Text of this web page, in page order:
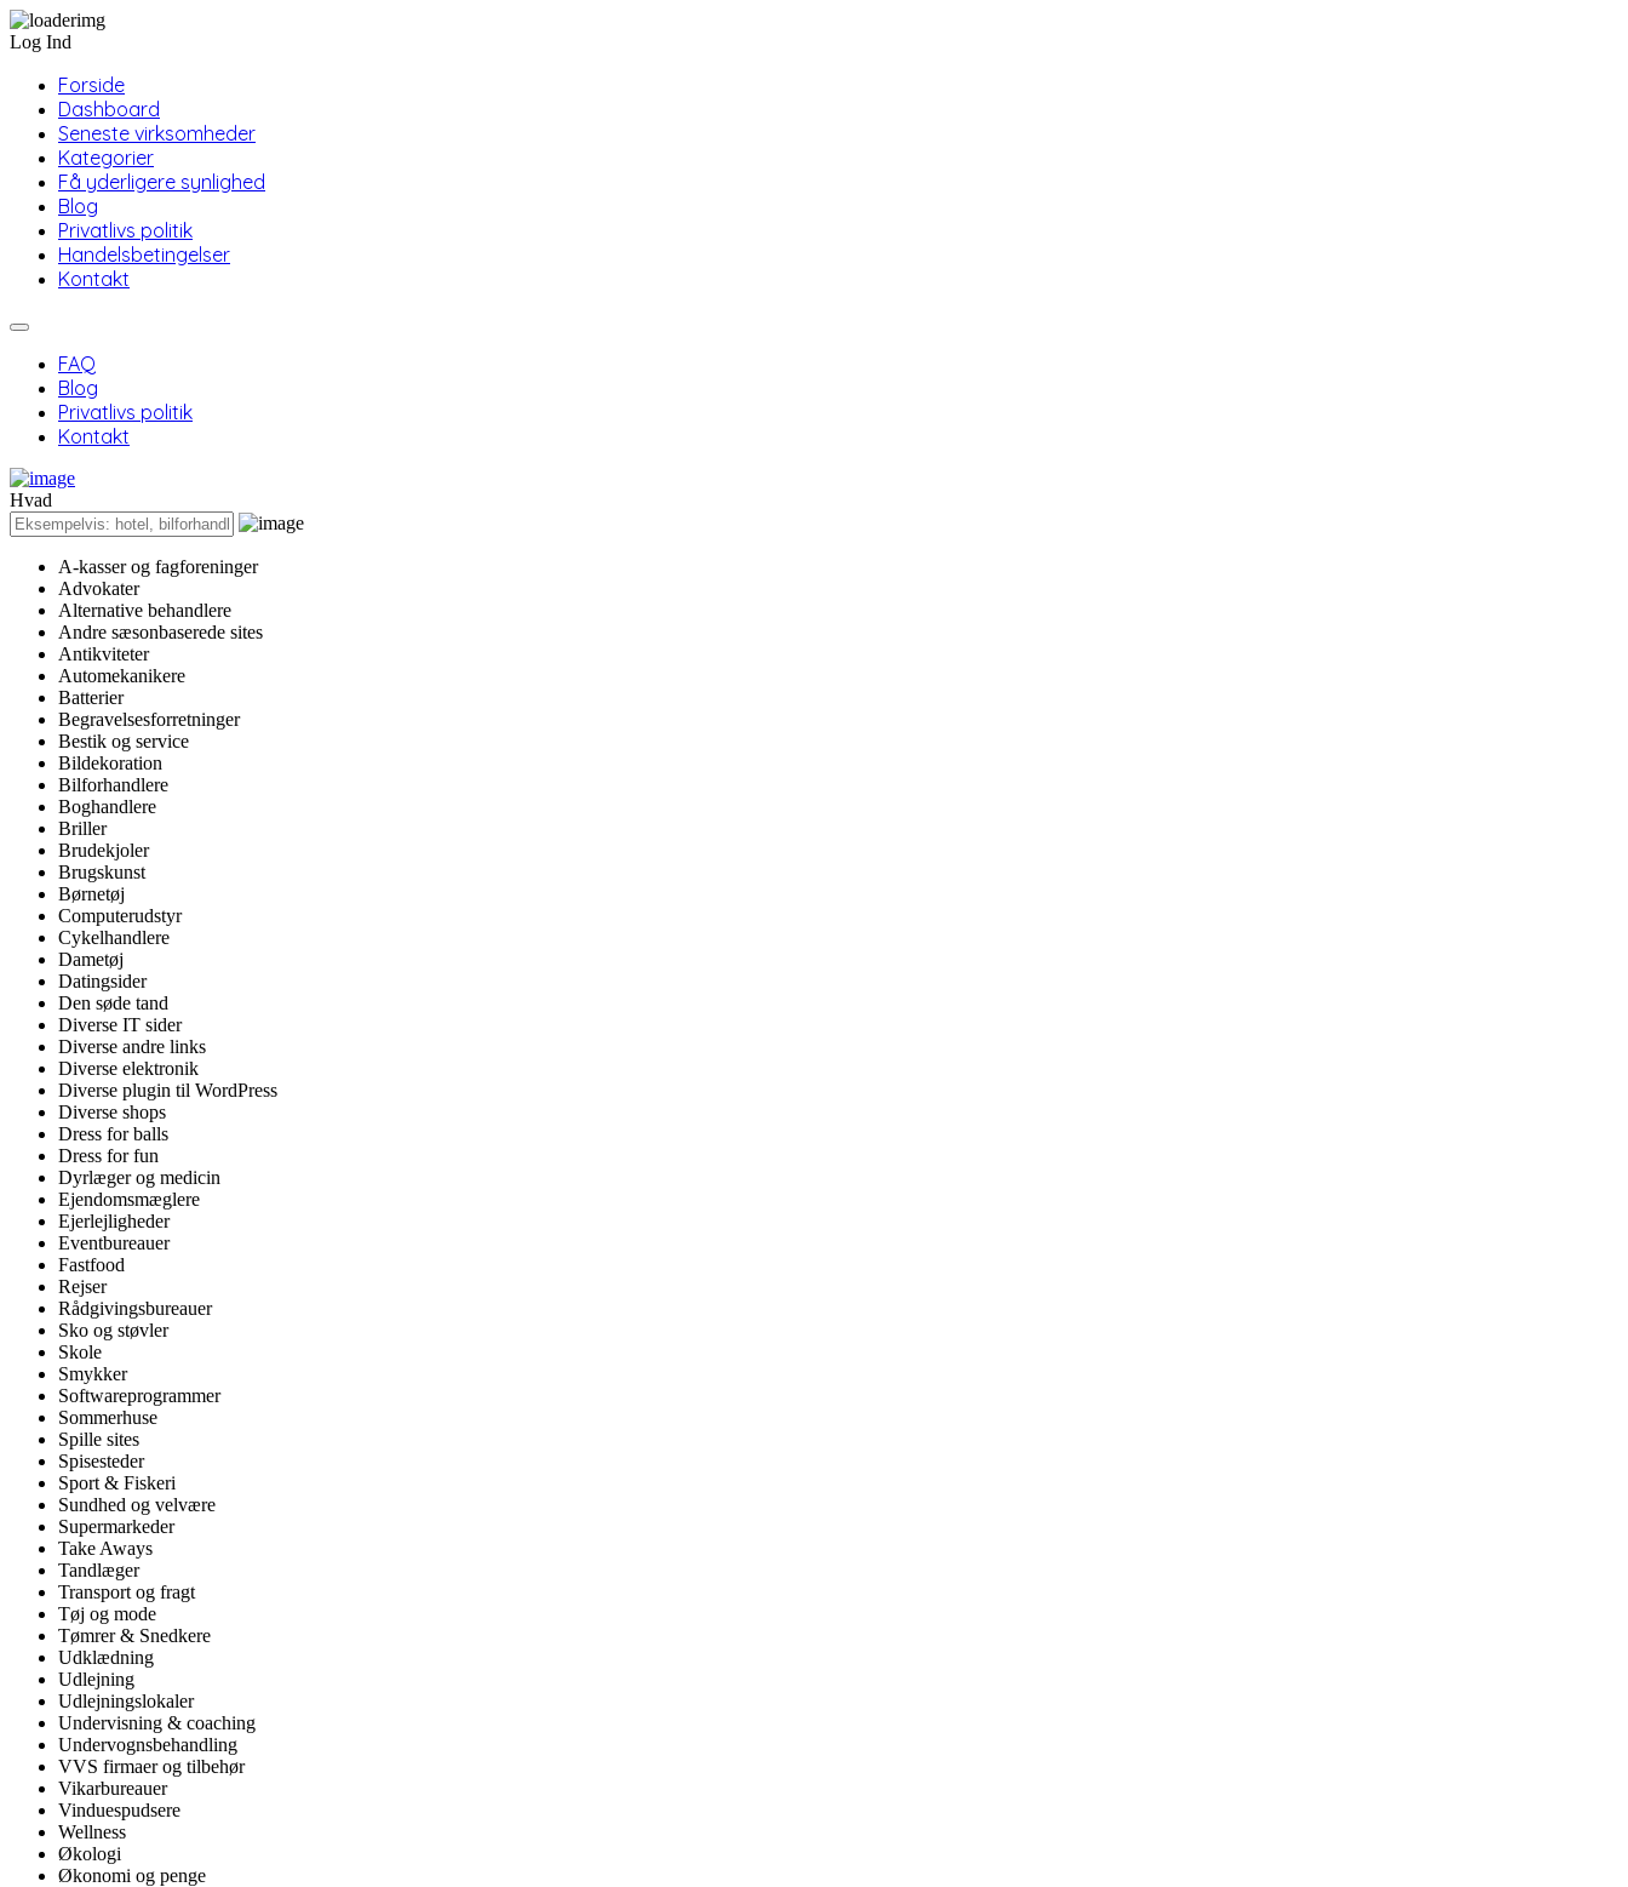
Log Ind
Forside
Dashboard
Seneste virksomheder
Kategorier
Få yderligere synlighed
Blog
Privatlivs politik
Handelsbetingelser
Kontakt
FAQ
Blog
Privatlivs politik
Kontakt
Hvad
A-kasser og fagforeninger
Advokater
Alternative behandlere
Andre sæsonbaserede sites
Antikviteter
Automekanikere
Batterier
Begravelsesforretninger
Bestik og service
Bildekoration
Bilforhandlere
Boghandlere
Briller
Brudekjoler
Brugskunst
Børnetøj
Computerudstyr
Cykelhandlere
Dametøj
Datingsider
Den søde tand
Diverse IT sider
Diverse andre links
Diverse elektronik
Diverse plugin til WordPress
Diverse shops
Dress for balls
Dress for fun
Dyrlæger og medicin
Ejendomsmæglere
Ejerlejligheder
Eventbureauer
Fastfood
Rejser
Rådgivingsbureauer
Sko og støvler
Skole
Smykker
Softwareprogrammer
Sommerhuse
Spille sites
Spisesteder
Sport & Fiskeri
Sundhed og velvære
Supermarkeder
Take Aways
Tandlæger
Transport og fragt
Tøj og mode
Tømrer & Snedkere
Udklædning
Udlejning
Udlejningslokaler
Undervisning & coaching
Undervognsbehandling
VVS firmaer og tilbehør
Vikarbureauer
Vinduespudsere
Wellness
Økologi
Økonomi og penge